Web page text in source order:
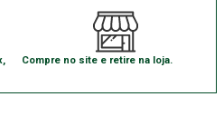
Compre no site e retire na loja.